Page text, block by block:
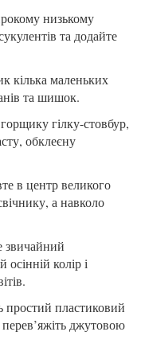
низькому
та додайте
кілька маленьких
та шишок.
горщику гілку-стовбур,
обклеєну
в центр великого
а навколо
звичайний
колір і
простий пластиковий
джутовою